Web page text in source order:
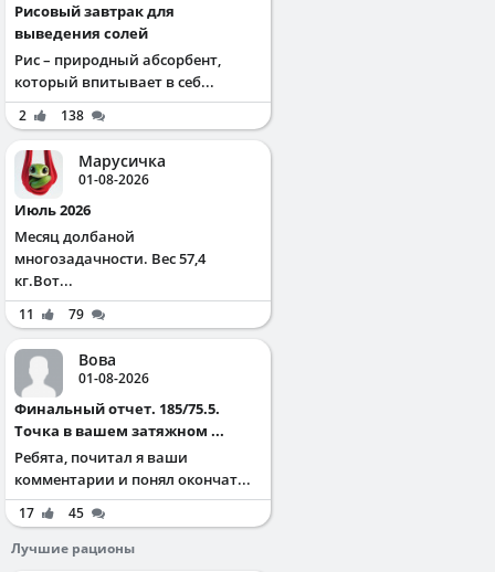
Рисовый завтрак для
выведения солей
Рис – природный абсорбент,
который впитывает в себ...
2 138
Марусичка
01-08-2026
Июль 2026
Месяц долбаной
многозадачности. Вес 57,4
кг.Вот...
11 79
Вова
01-08-2026
Финальный отчет. 185/75.5.
Точка в вашем затяжном ...
Ребята, почитал я ваши
комментарии и понял окончат...
17
45
Лучшие рационы